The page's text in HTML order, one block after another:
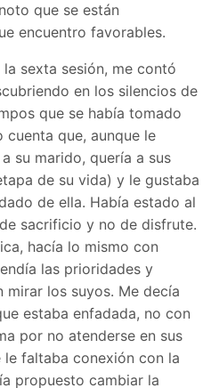
que se están
encuentro favorables.
sexta sesión, me contó
en los silencios de
que se había tomado
cuenta que, aunque le
su marido, quería a sus
de su vida) y le gustaba
de ella. Había estado al
sacrificio y no de disfrute.
hacía lo mismo con
las prioridades y
mirar los suyos. Me decía
estaba enfadada, no con
por no atenderse en sus
le faltaba conexión con la
propuesto cambiar la